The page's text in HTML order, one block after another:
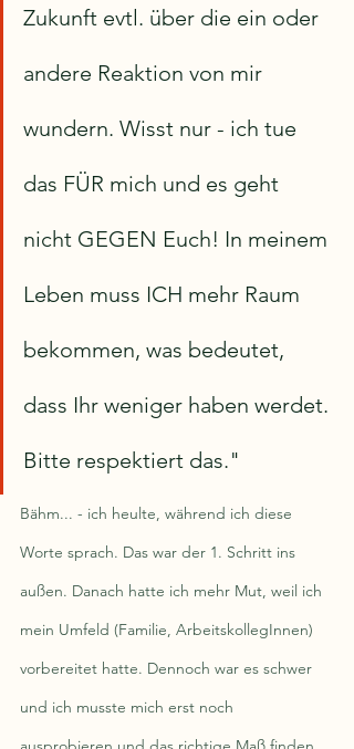
Zukunft evtl. über die ein oder
andere Reaktion von mir
wundern. Wisst nur - ich tue
das FÜR mich und es geht
nicht GEGEN Euch! In meinem
Leben muss ICH mehr Raum
bekommen, was bedeutet,
dass Ihr weniger haben werdet.
Bitte respektiert das."
Bähm... - ich heulte, während ich diese
Worte sprach. Das war der 1. Schritt ins
außen. Danach hatte ich mehr Mut, weil ich
mein Umfeld (Familie, ArbeitskollegInnen)
vorbereitet hatte. Dennoch war es schwer
und ich musste mich erst noch